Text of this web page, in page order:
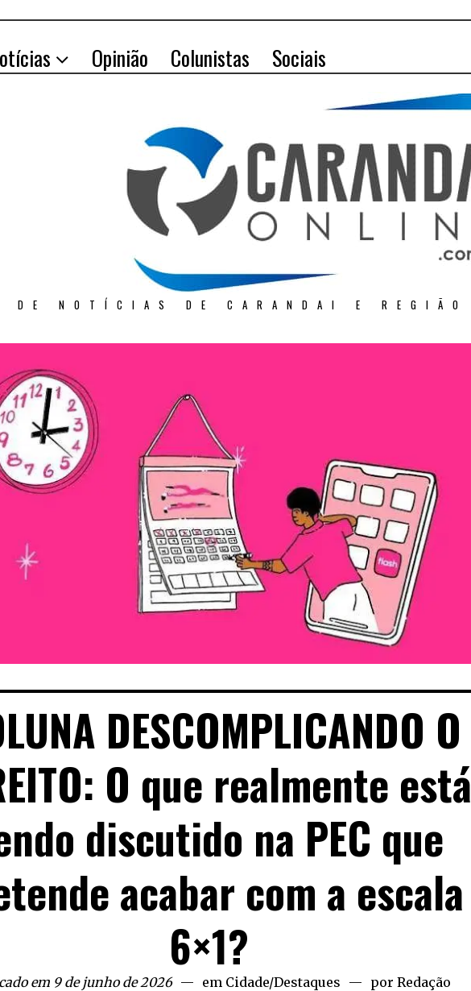
Opinião Colunistas Sociais
DE NOTÍCIAS DE CARANDAI E REGIÃO
DESCOMPLICANDO O
O que realmente está
discutido na PEC que
acabar com a escala
6×1?
em 9 de junho de 2026 em Cidade/Destaques porRedação